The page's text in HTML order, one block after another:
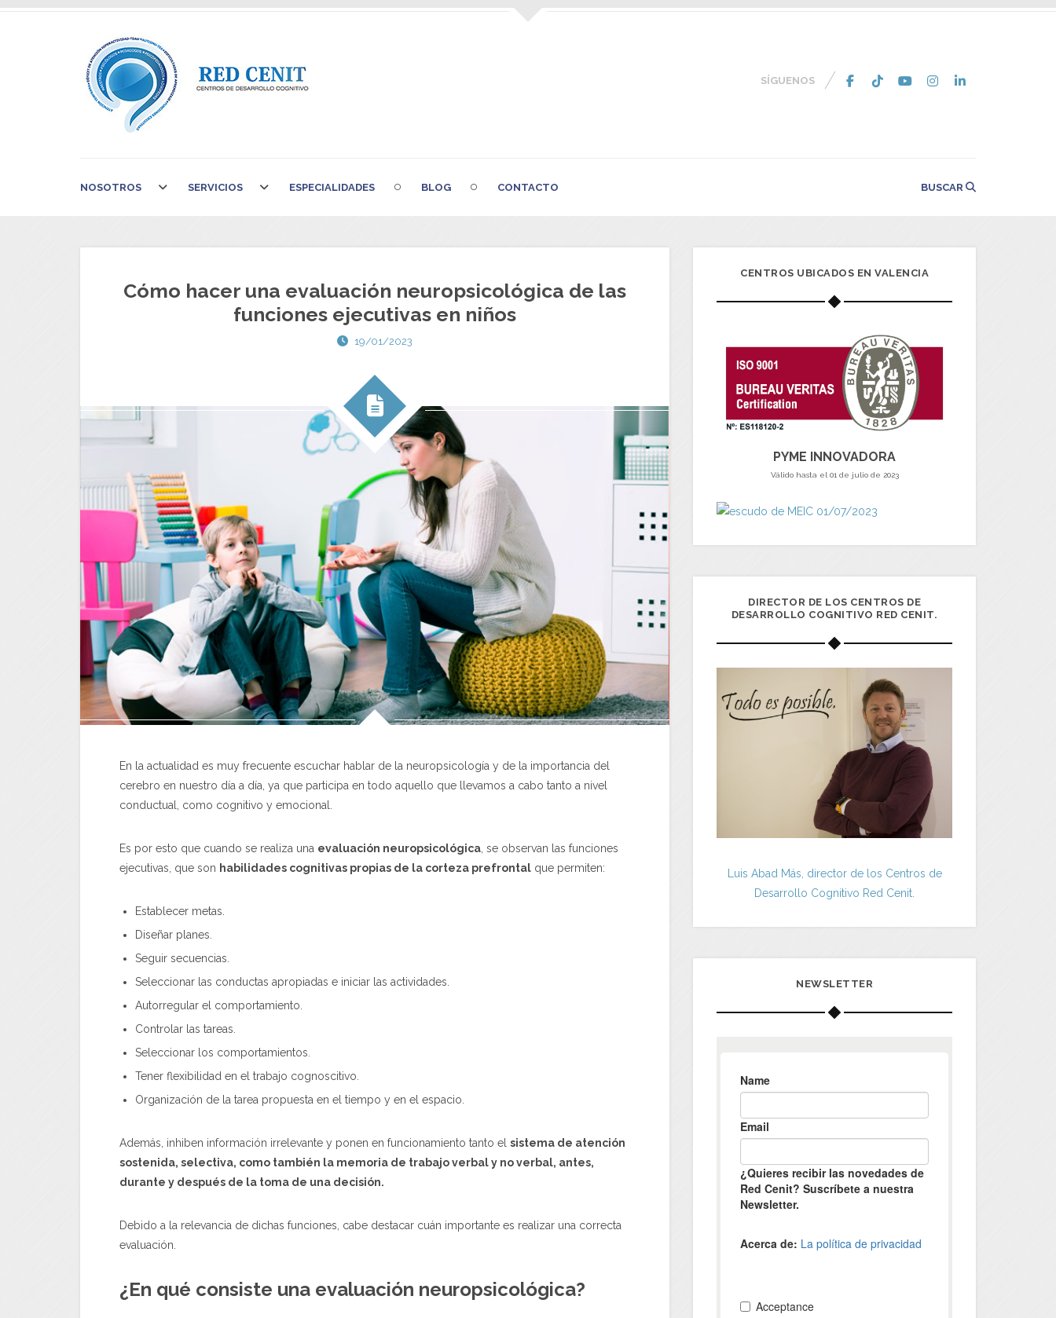
SÍGUENOS
NOSOTROS SERVICIOS ESPECIALIDADES BLOG CONTACTO BUSCAR
Cómo hacer una evaluación neuropsicológica de las
funciones ejecutivas en niños
19/01/2023
En la actualidad es muy frecuente escuchar hablar de la neuropsicología y de la importancia del
cerebro en nuestro día a día, ya que participa en todo aquello que llevamos a cabo tanto a nivel
conductual, como cognitivo y emocional.
Es por esto que cuando se realiza una evaluación neuropsicológica , se observan las funciones
ejecutivas, que son habilidades cognitivas propias de la corteza prefrontal que permiten:
Establecer metas.
Diseñar planes.
Seguir secuencias.
Seleccionar las conductas apropiadas e iniciar las actividades.
Autorregular el comportamiento.
Controlar las tareas.
Seleccionar los comportamientos.
Tener flexibilidad en el trabajo cognoscitivo.
Organización de la tarea propuesta en el tiempo y en el espacio.
Además, inhiben información irrelevante y ponen en funcionamiento tanto el sistema de atención
sostenida, selectiva, como también la memoria de trabajo verbal y no verbal, antes,
durante y después de la toma de una decisión.
Debido a la relevancia de dichas funciones, cabe destacar cuán importante es realizar una correcta
evaluación.
¿En qué consiste una evaluación neuropsicológica?
CENTROS UBICADOS EN VALENCIA
PYME INNOVADORA
Válido hasta el 01 de julio de 2023
DIRECTOR DE LOS CENTROS DE
DESARROLLO COGNITIVO RED CENIT.
Luis Abad Más, director de los Centros de
Desarrollo Cognitivo Red Cenit.
NEWSLETTER